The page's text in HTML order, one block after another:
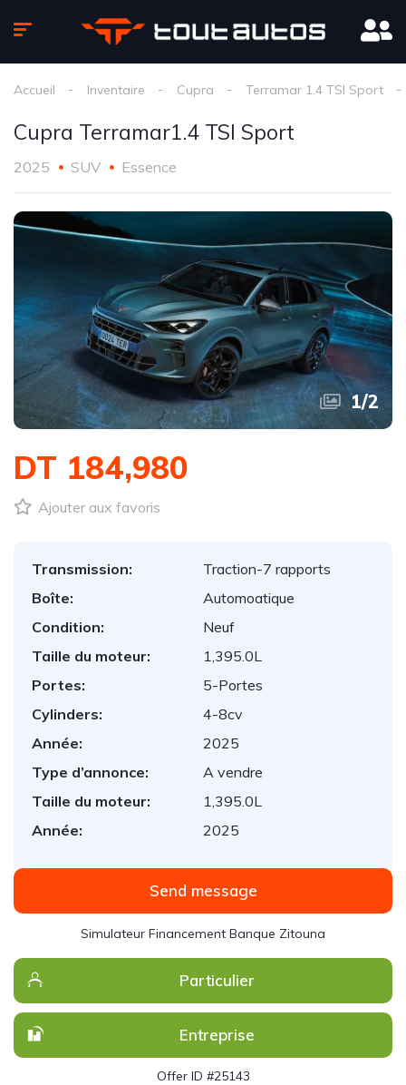
Accueil Inventaire Cupra Terramar 1.4 TSI Sport
Cupra Terramar1.4 TSI Sport
2025 SUV Essence
1/2
DT 184,980
Ajouter aux favoris
Transmission:
Traction-7 rapports
Boîte:
Automoatique
Condition:
Neuf
Taille du moteur:
1,395.0L
Portes:
5-Portes
Cylinders:
4-8cv
Année:
2025
Type d’annonce:
A vendre
Taille du moteur:
1,395.0L
Année:
2025
Send message
Simulateur Financement Banque Zitouna
Particulier
Entreprise
Offer ID #25143